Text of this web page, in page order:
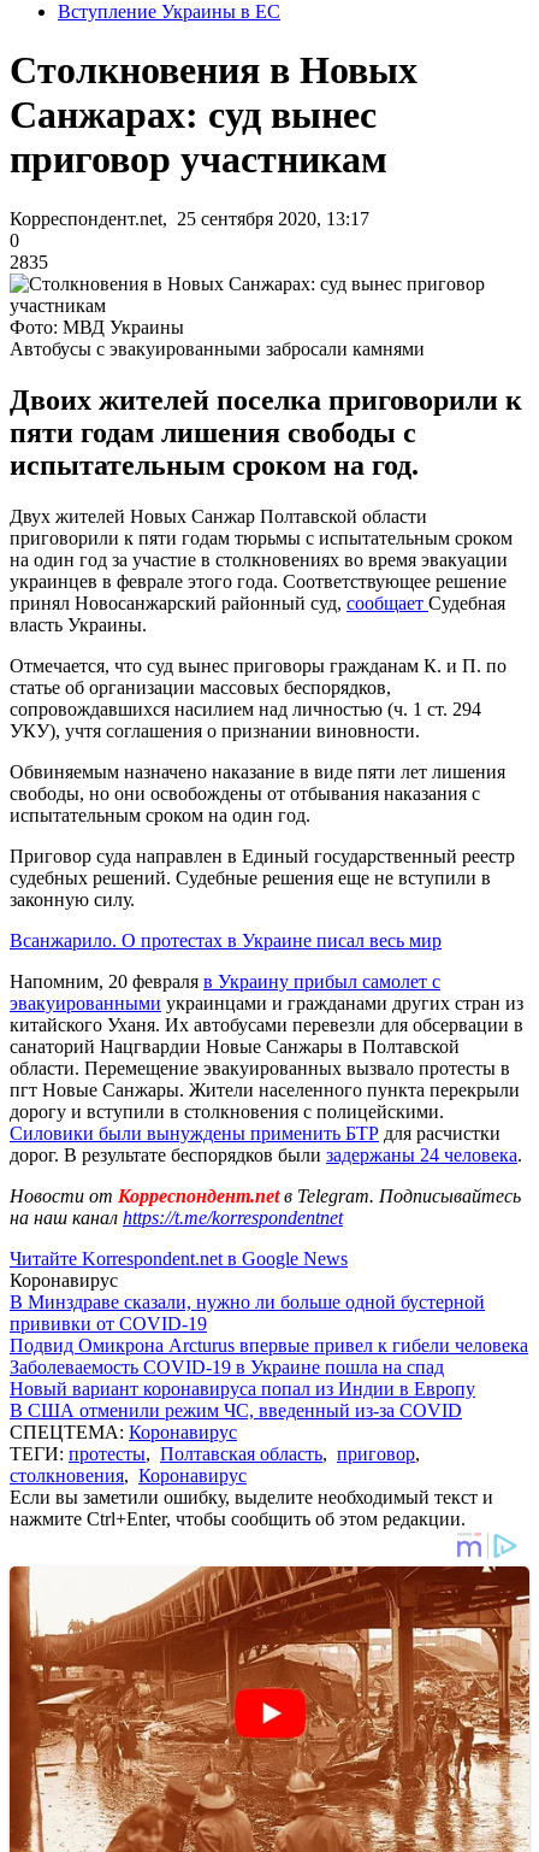
Вступление Украины в ЕС
Столкновения в Новых
Санжарах: суд вынес
приговор участникам
Корреспондент.net, 25 сентября 2020, 13:17
0
2835
Фото: МВД Украины
Автобусы с эвакуированными забросали камнями
Двоих жителей поселка приговорили к
пяти годам лишения свободы с
испытательным сроком на год.
Двух жителей Новых Санжар Полтавской области
приговорили к пяти годам тюрьмы с испытательным сроком
на один год за участие в столкновениях во время эвакуации
украинцев в феврале этого года. Соответствующее решение
принял Новосанжарский районный суд, сообщает Судебная
власть Украины.
Отмечается, что суд вынес приговоры гражданам К. и П. по
статье об организации массовых беспорядков,
сопровождавшихся насилием над личностью (ч. 1 ст. 294
УКУ), учтя соглашения о признании виновности.
Обвиняемым назначено наказание в виде пяти лет лишения
свободы, но они освобождены от отбывания наказания с
испытательным сроком на один год.
Приговор суда направлен в Единый государственный реестр
судебных решений. Судебные решения еще не вступили в
законную силу.
Всанжарило. О протестах в Украине писал весь мир
Напомним, 20 февраля в Украину прибыл самолет с
эвакуированными украинцами и гражданами других стран из
китайского Уханя. Их автобусами перевезли для обсервации в
санаторий Нацгвардии Новые Санжары в Полтавской
области. Перемещение эвакуированных вызвало протесты в
пгт Новые Санжары. Жители населенного пункта перекрыли
дорогу и вступили в столкновения с полицейскими.
Силовики были вынуждены применить БТР для расчистки
дорог. В результате беспорядков были задержаны 24 человека.
Новости от Корреспондент.netв Telegram. Подписывайтесь
на наш канал https://t.me/korrespondentnet
Читайте Korrespondent.net в Google News
Коронавирус
В Минздраве сказали, нужно ли больше одной бустерной
прививки от COVID-19
Подвид Омикрона Arcturus впервые привел к гибели человека
Заболеваемость COVID-19 в Украине пошла на спад
Новый вариант коронавируса попал из Индии в Европу
В США отменили режим ЧС, введенный из-за COVID
СПЕЦТЕМА: Коронавирус
ТЕГИ: протесты, Полтавская область, приговор,
столкновения, Коронавирус
Если вы заметили ошибку, выделите необходимый текст и
нажмите Ctrl+Enter, чтобы сообщить об этом редакции.